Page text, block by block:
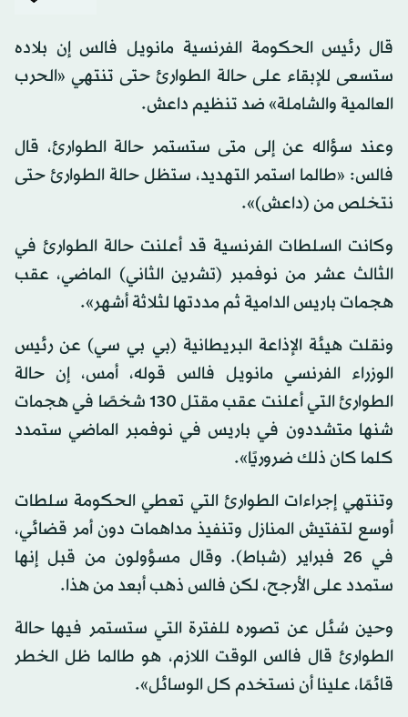
قال رئيس الحكومة الفرنسية مانويل فالس إن بلاده
ستسعى للإبقاء على حالة الطوارئ حتى تنتهي «الحرب
العالمية والشاملة» ضد تنظيم داعش.
وعند سؤاله عن إلى متى ستستمر حالة الطوارئ، قال
فالس: «طالما استمر التهديد، ستظل حالة الطوارئ حتى
نتخلص من (داعش)».
وكانت السلطات الفرنسية قد أعلنت حالة الطوارئ في
الثالث عشر من نوفمبر (تشرين الثاني) الماضي، عقب
هجمات باريس الدامية ثم مددتها لثلاثة أشهر».
ونقلت هيئة الإذاعة البريطانية (بي بي سي) عن رئيس
الوزراء الفرنسي مانويل فالس قوله، أمس، إن حالة
الطوارئ التي أعلنت عقب مقتل 130 شخصًا في هجمات
شنها متشددون في باريس في نوفمبر الماضي ستمدد
كلما كان ذلك ضروريًا».
وتنتهي إجراءات الطوارئ التي تعطي الحكومة سلطات
أوسع لتفتيش المنازل وتنفيذ مداهمات دون أمر قضائي،
في 26 فبراير (شباط). وقال مسؤولون من قبل إنها
ستمدد على الأرجح، لكن فالس ذهب أبعد من هذا.
وحين سُئل عن تصوره للفترة التي ستستمر فيها حالة
الطوارئ قال فالس الوقت اللازم، هو طالما ظل الخطر
قائمًا، علينا أن نستخدم كل الوسائل».